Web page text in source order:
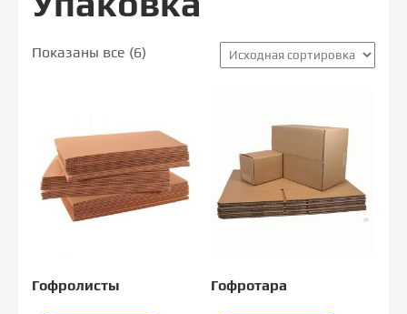
Показаны все (6)
Гофролисты Гофротара